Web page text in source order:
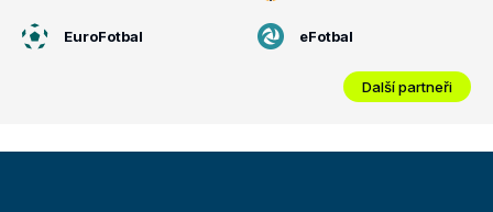
EuroFotbal eFotbal
Další partneři